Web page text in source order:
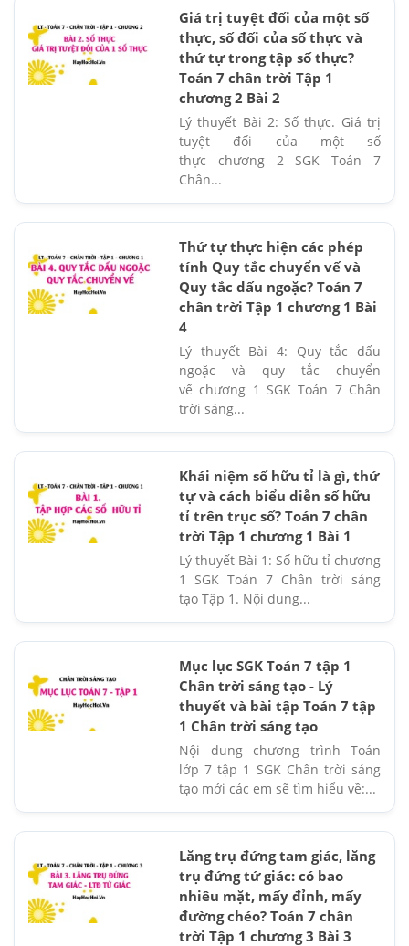
Giá trị tuyệt đối của một số
thực, số đối của số thực và
thứ tự trong tập số thực?
Toán 7 chân trời Tập 1
chương 2 Bài 2
Lý thuyết Bài 2: Số thực. Giá trị
tuyệt đối của một số
thực chương 2 SGK Toán 7
Chân...
Thứ tự thực hiện các phép
tính Quy tắc chuyển vế và
Quy tắc dấu ngoặc? Toán 7
chân trời Tập 1 chương 1 Bài
4
Lý thuyết Bài 4: Quy tắc dấu
ngoặc và quy tắc chuyển
vế chương 1 SGK Toán 7 Chân
trời sáng...
Khái niệm số hữu tỉ là gì, thứ
tự và cách biểu diễn số hữu
tỉ trên trục số? Toán 7 chân
trời Tập 1 chương 1 Bài 1
Lý thuyết Bài 1: Số hữu tỉ chương
1 SGK Toán 7 Chân trời sáng
tạo Tập 1. Nội dung...
Mục lục SGK Toán 7 tập 1
Chân trời sáng tạo - Lý
thuyết và bài tập Toán 7 tập
1 Chân trời sáng tạo
Nội dung chương trình Toán
lớp 7 tập 1 SGK Chân trời sáng
tạo mới các em sẽ tìm hiểu về:...
Lăng trụ đứng tam giác, lăng
trụ đứng tứ giác: có bao
nhiêu mặt, mấy đỉnh, mấy
đường chéo? Toán 7 chân
trời Tập 1 chương 3 Bài 3